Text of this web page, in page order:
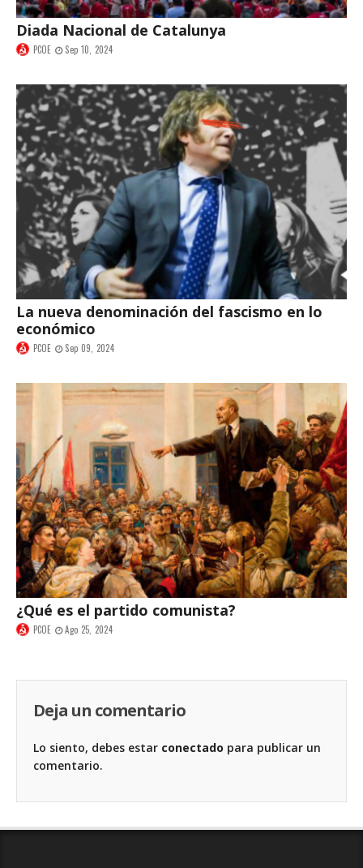
Diada Nacional de Catalunya
PCOE Sep 10, 2024
La nueva denominación del fascismo en lo
económico
PCOE Sep 09, 2024
¿Qué es el partido comunista?
PCOE Ago 25, 2024
Deja un comentario
Lo siento, debes estar conectado para publicar un
comentario.